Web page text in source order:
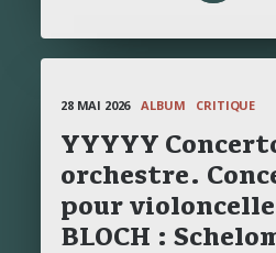
28 MAI 2026 ALBUM CRITIQUE
YYYYY
orchestre.
pour
BLOCH :